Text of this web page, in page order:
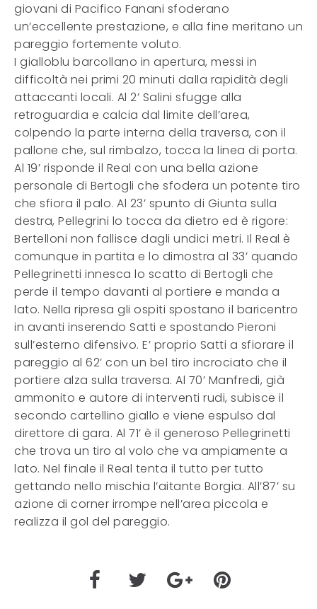
giovani di Pacifico Fanani sfoderano
un’eccellente prestazione, e alla fine meritano un
pareggio fortemente voluto.
I gialloblu barcollano in apertura, messi in
difficoltà nei primi 20 minuti dalla rapidità degli
attaccanti locali. Al 2’ Salini sfugge alla
retroguardia e calcia dal limite dell’area,
colpendo la parte interna della traversa, con il
pallone che, sul rimbalzo, tocca la linea di porta.
Al 19’ risponde il Real con una bella azione
personale di Bertogli che sfodera un potente tiro
che sfiora il palo. Al 23’ spunto di Giunta sulla
destra, Pellegrini lo tocca da dietro ed è rigore:
Bertelloni non fallisce dagli undici metri. Il Real è
comunque in partita e lo dimostra al 33’ quando
Pellegrinetti innesca lo scatto di Bertogli che
perde il tempo davanti al portiere e manda a
lato. Nella ripresa gli ospiti spostano il baricentro
in avanti inserendo Satti e spostando Pieroni
sull’esterno difensivo. E’ proprio Satti a sfiorare il
pareggio al 62’ con un bel tiro incrociato che il
portiere alza sulla traversa. Al 70’ Manfredi, già
ammonito e autore di interventi rudi, subisce il
secondo cartellino giallo e viene espulso dal
direttore di gara. Al 71’ è il generoso Pellegrinetti
che trova un tiro al volo che va ampiamente a
lato. Nel finale il Real tenta il tutto per tutto
gettando nello mischia l’aitante Borgia. All’87’ su
azione di corner irrompe nell’area piccola e
realizza il gol del pareggio.